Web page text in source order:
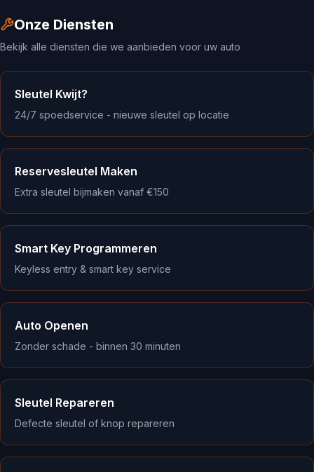
Onze Diensten
Bekijk alle diensten die we aanbieden voor uw auto
Sleutel Kwijt?
24/7 spoedservice - nieuwe sleutel op locatie
Reservesleutel Maken
Extra sleutel bijmaken vanaf €150
Smart Key Programmeren
Keyless entry & smart key service
Auto Openen
Zonder schade - binnen 30 minuten
Sleutel Repareren
Defecte sleutel of knop repareren